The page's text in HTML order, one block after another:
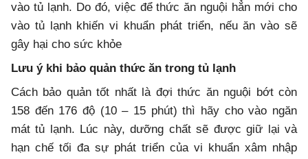
vào tủ lạnh. Do đó, việc để thức ăn nguội hẳn mới cho
vào tủ lạnh khiến vi khuẩn phát triển, nếu ăn vào sẽ
gây hại cho sức khỏe
Lưu ý khi bảo quản thức ăn trong tủ lạnh
Cách bảo quản tốt nhất là đợi thức ăn nguội bớt còn
158 đến 176 độ (10 – 15 phút) thì hãy cho vào ngăn
mát tủ lạnh. Lúc này, dưỡng chất sẽ được giữ lại và
hạn chế tối đa sự phát triển của vi khuẩn xâm nhập